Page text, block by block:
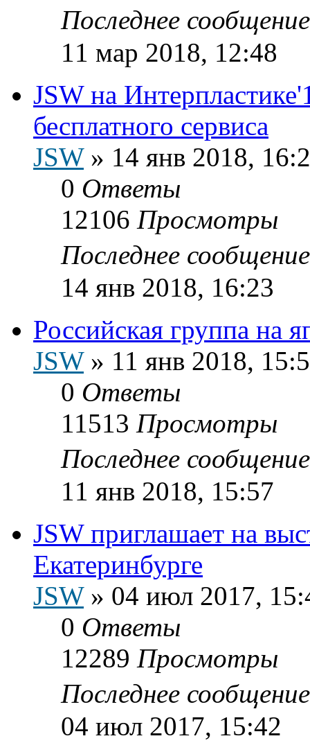
Последнее
11 мар 2018, 12:48
JSW на
бесплатного сервиса
JSW» 14 янв 2018,
0 Ответы
12106 Просмотры
Последнее
14 янв 2018, 16:23
Российская группа на
JSW» 11 янв 2018,
0 Ответы
11513 Просмотры
Последнее
11 янв 2018, 15:57
JSW приглашает на
Екатеринбурге
JSW» 04 июл 2017,
0 Ответы
12289 Просмотры
Последнее
04 июл 2017, 15:42